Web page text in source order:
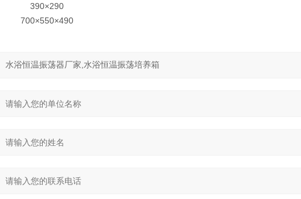
390×290
700×550×490